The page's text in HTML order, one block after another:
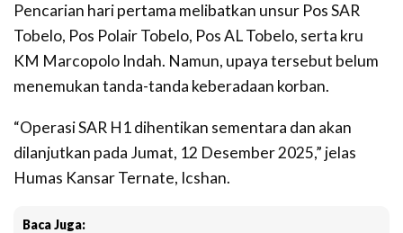
Pencarian hari pertama melibatkan unsur Pos SAR
Tobelo, Pos Polair Tobelo, Pos AL Tobelo, serta kru
KM Marcopolo Indah. Namun, upaya tersebut belum
menemukan tanda-tanda keberadaan korban.
“Operasi SAR H1 dihentikan sementara dan akan
dilanjutkan pada Jumat, 12 Desember 2025,” jelas
Humas Kansar Ternate, Icshan.
Baca Juga: